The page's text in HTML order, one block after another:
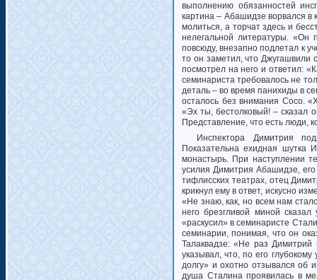
выполнению обязанностей
картина – Абашидзе ворвался
молиться, а торчат здесь и
нелегальной литературы. «Он
повсюду, внезапно подлетал к
то он заметил, что Джугашвили
посмотрел на него и ответил:
семинариста требовалось не
деталь – во время панихиды в
осталось без внимания Сосо.
«Эх ты, бестолковый! – сказал
Представление, что есть люди,
Инспектора Димитрия
Показательна ехидная шутка
монастырь. При наступлении
усилия Димитрия Абашидзе,
тифлисских театрах, отец
крикнул ему в ответ, искусно
«Не знаю, как, но всем нам
него брезгливой миной
«раскусил» в семинаристе
семинарии, понимая, что он
Талаквадзе: «Не раз
указывал, что, по его
долгу» и охотно отзывался об
душа Сталина проявилась в